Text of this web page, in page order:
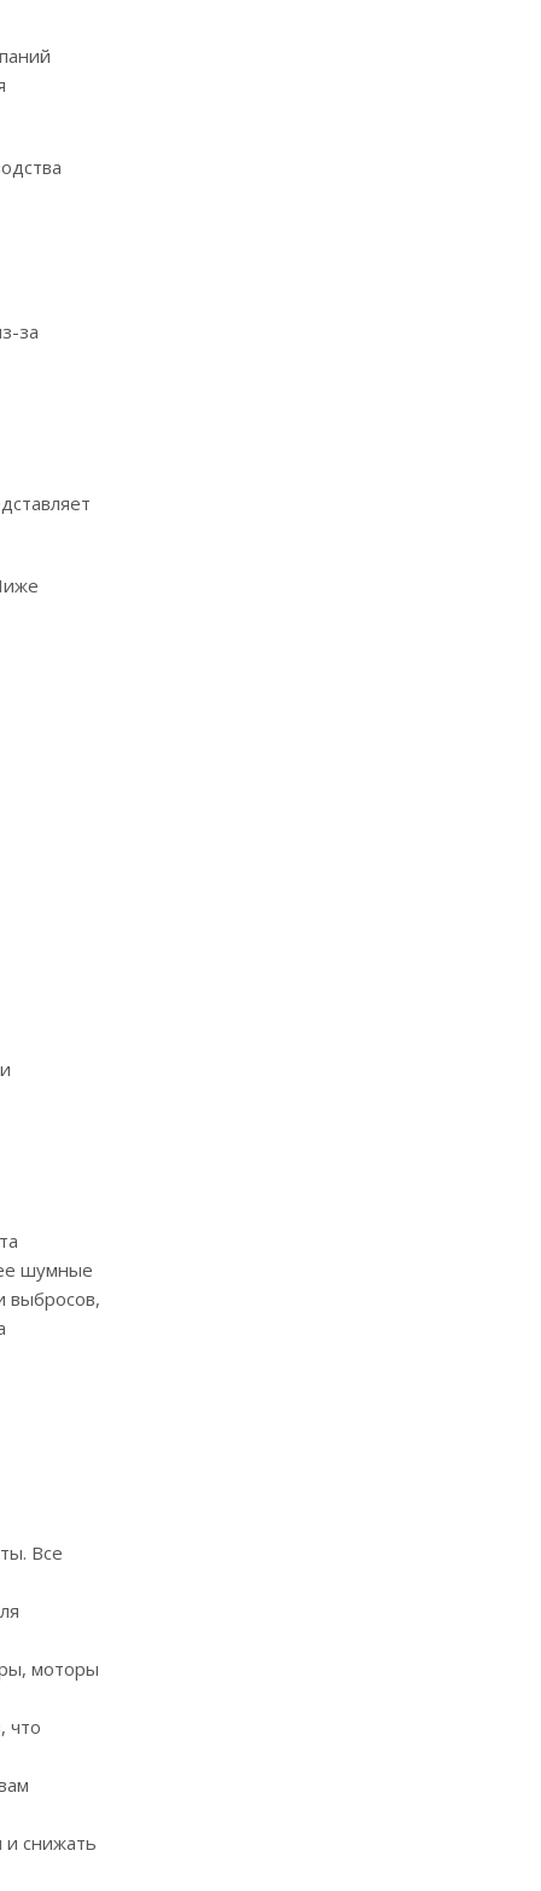
за
шумные
выбросов,
Все
моторы
что
и снижать